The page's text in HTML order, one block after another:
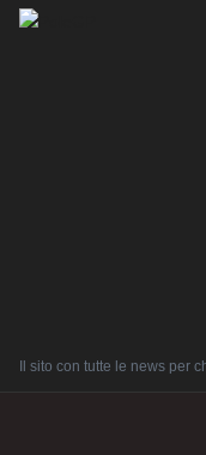
Il sito con tutte le news per